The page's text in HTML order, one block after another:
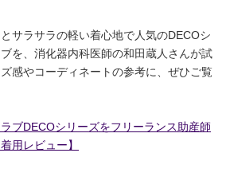
サラサラの軽い着心地で人気のDECOシ
を、消化器内科医師の和田蔵人さんが試
感やコーディネートの参考に、ぜひご覧
ブDECOシリーズをフリーランス助産師
用レビュー】